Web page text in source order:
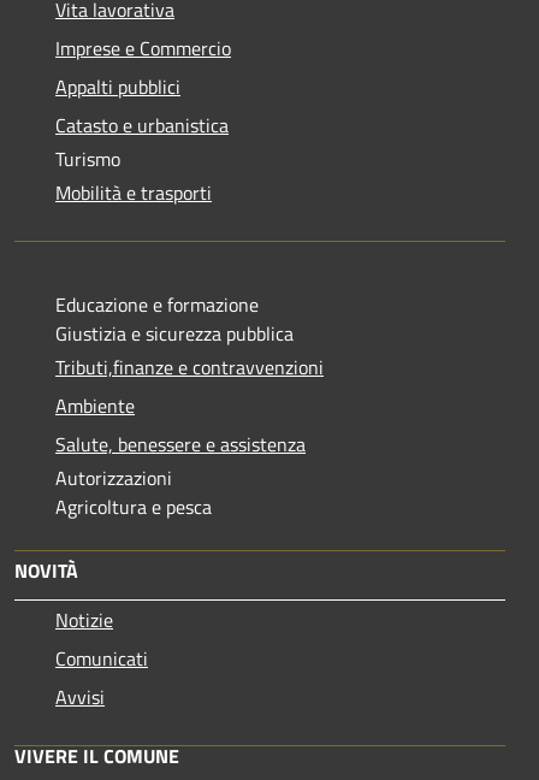
Vita lavorativa
Imprese e Commercio
Appalti pubblici
Catasto e urbanistica
Turismo
Mobilità e trasporti
Educazione e formazione
Giustizia e sicurezza pubblica
Tributi,finanze e contravvenzioni
Ambiente
Salute, benessere e assistenza
Autorizzazioni
Agricoltura e pesca
NOVITÀ
Notizie
Comunicati
Avvisi
VIVERE IL COMUNE